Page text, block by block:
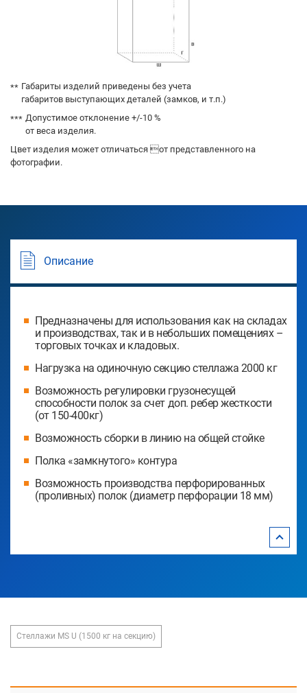
Габариты изделий приведены без учета
габаритов выступающих деталей (замков, и т.п.)
Допустимое отклонение +/-10 %
от веса изделия.
Цвет изделия может отличаться от представленного на
фотографии.
Описание
Предназначены для использования как на складах
и производствах, так и в небольших помещениях –
торговых точках и кладовых.
Нагрузка на одиночную секцию стеллажа 2000 кг
Возможность регулировки грузонесущей
способности полок за счет доп. ребер жесткости
(от 150-400кг)
Возможность сборки в линию на общей стойке
Полка «замкнутого» контура
Возможность производства перфорированных
(проливных) полок (диаметр перфорации 18 мм)
Стеллажи MS U (1500 кг на секцию)